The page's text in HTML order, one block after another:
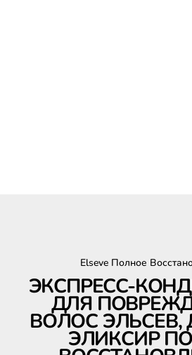
Elseve Полное
ЭКСПРЕСС-
ДЛЯ
ВОЛОС
ЭЛИКСИР